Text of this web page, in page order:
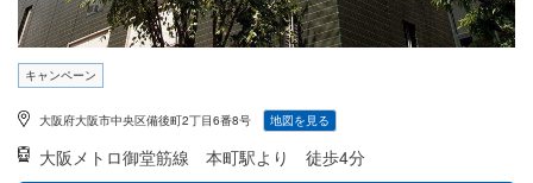
キャンペーン
大阪府大阪市中央区備後町2丁目6番8号 地図を見る
大阪メトロ御堂筋線 本町駅より 徒歩4分